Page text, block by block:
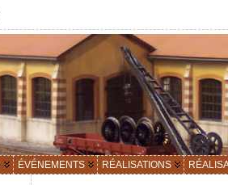
ÉVÉNEMENTS RÉALISATIONS